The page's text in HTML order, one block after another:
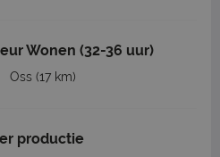
Wonen (32-36 uur)
Oss (17 km)
productie